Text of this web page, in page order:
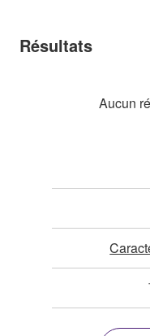
Résultats
Aucun